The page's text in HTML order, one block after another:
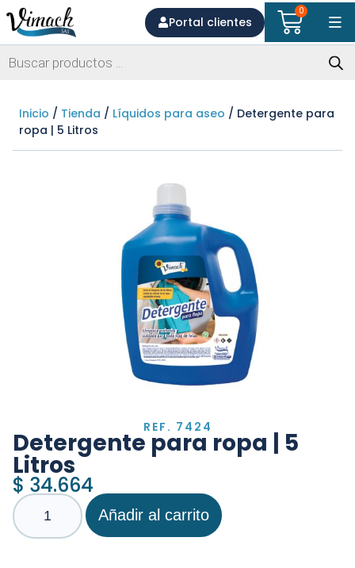
Portal clientes
0
Inicio / Tienda / Líquidos para aseo / Detergente para
ropa | 5 Litros
REF. 7424
Detergente para ropa | 5
Litros
$ 34.664
Añadir al carrito